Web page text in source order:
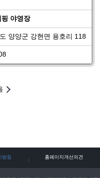
야영장
양양군 강현면 용호리 118
방침 홈페이지개선의견